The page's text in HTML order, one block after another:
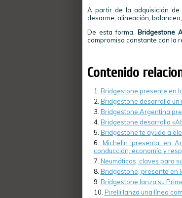
A partir de la adquisición de
desarme, alineación,
De esta forma, Bridgestone
compromiso constante con la
Contenido
Bridgestone presente en
Bridgestone desarrolla un
Bridgestone Argentina
Bridgestone desarrolla
Bridgestone te ayuda a
Michelin presenta en
conducción, economía y
Neumáticos, claves para
Bridgestone, presente en
Bridgestone lanza su
Pirelli lanza una línea